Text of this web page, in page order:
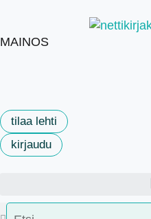
MAINOS
tilaa lehti
kirjaudu